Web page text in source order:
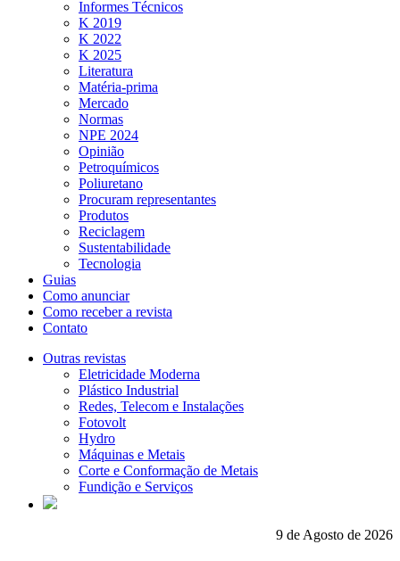
Informes Técnicos
K 2019
K 2022
K 2025
Literatura
Matéria-prima
Mercado
Normas
NPE 2024
Opinião
Petroquímicos
Poliuretano
Procuram representantes
Produtos
Reciclagem
Sustentabilidade
Tecnologia
Guias
Como anunciar
Como receber a revista
Contato
Outras revistas
Eletricidade Moderna
Plástico Industrial
Redes, Telecom e Instalações
Fotovolt
Hydro
Máquinas e Metais
Corte e Conformação de Metais
Fundição e Serviços
9 de Agosto de 2026